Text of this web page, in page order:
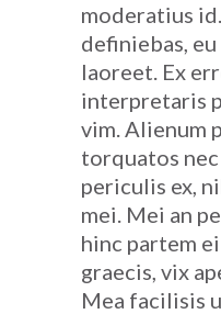
moderatius
definiebas,
laoreet. Ex
interpretaris
vim. Alienum
torquatos
periculis ex,
mei. Mei an
hinc partem
graecis, vix
Mea facilisis